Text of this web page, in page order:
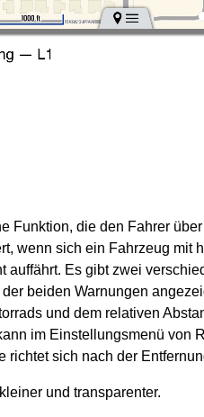
Funktion, die den Fahrer
wenn sich ein Fahrzeug mit
auffährt. Es gibt zwei
beiden Warnungen
und dem relativen
im Einstellungsmenü von
richtet sich nach der
und transparenter.